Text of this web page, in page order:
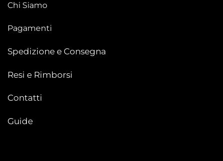
Chi Siamo
Pagamenti
Spedizione e Consegna
Resi e Rimborsi
Contatti
Guide